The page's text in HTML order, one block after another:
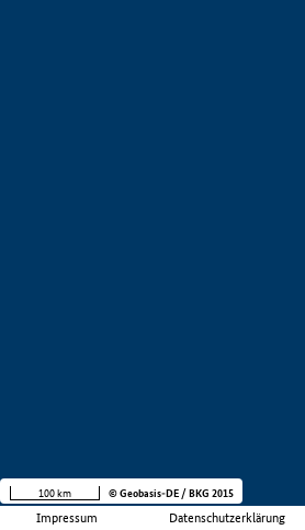
Impressum Datenschutzerklärung
100 km © Geobasis-DE / BKG 2015